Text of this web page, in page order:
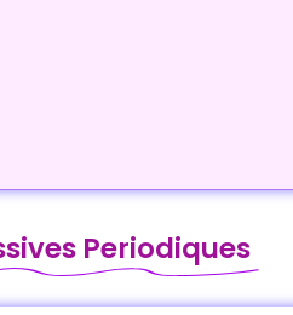
Periodiques